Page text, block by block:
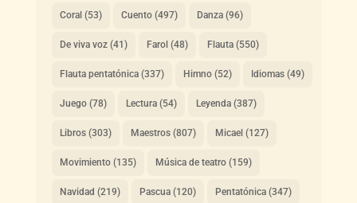
Coral (53) Cuento(497) Danza(96)
De viva voz(41) Farol (48) Flauta(550)
Flauta pentatónica(337) Himno(52) Idiomas(49)
Juego(78) Lectura(54) Leyenda(387)
Libros(303) Maestros(807) Micael (127)
Movimiento(135) Música de teatro(159)
Navidad (219) Pascua(120) Pentatónica(347)